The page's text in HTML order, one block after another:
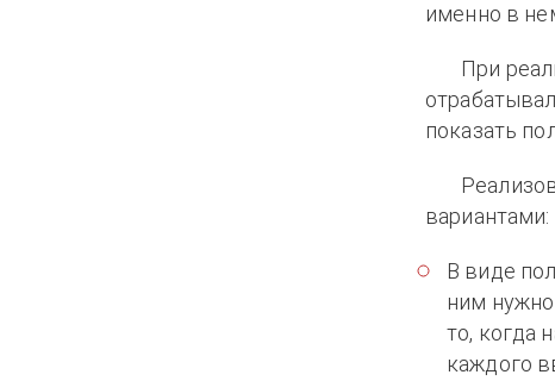
именно в
При
показать
вариантами:
В виде
ним
то, когда
каждого